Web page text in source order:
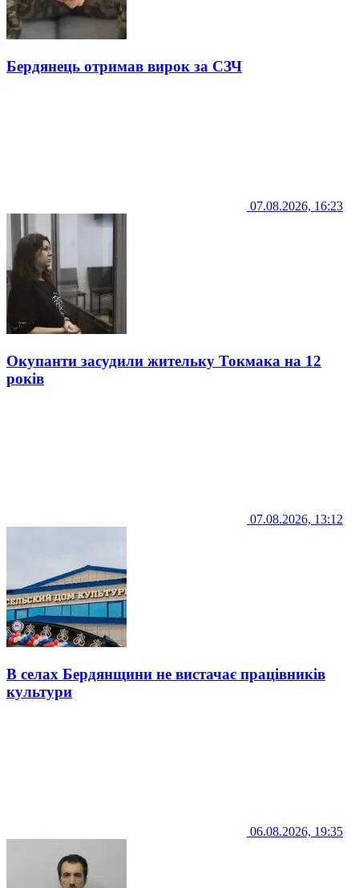
Бердянець отримав вирок за СЗЧ
07.08.2026, 16:23
Окупанти засудили жительку Токмака на 12
років
07.08.2026, 13:12
В селах Бердянщини не вистачає працівників
культури
06.08.2026, 19:35